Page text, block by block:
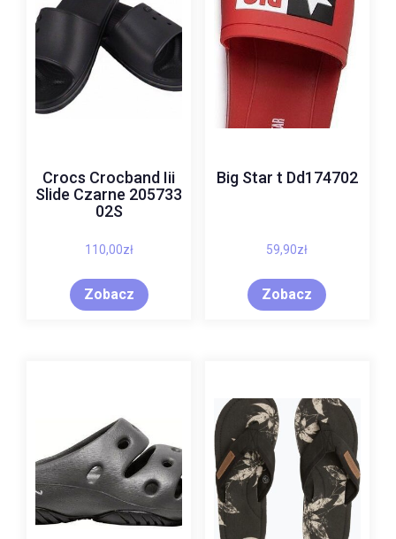
Crocs Crocband Iii
Slide Czarne 205733
02S
110,00zł
Zobacz
Big Star t Dd174702
59,90zł
Zobacz